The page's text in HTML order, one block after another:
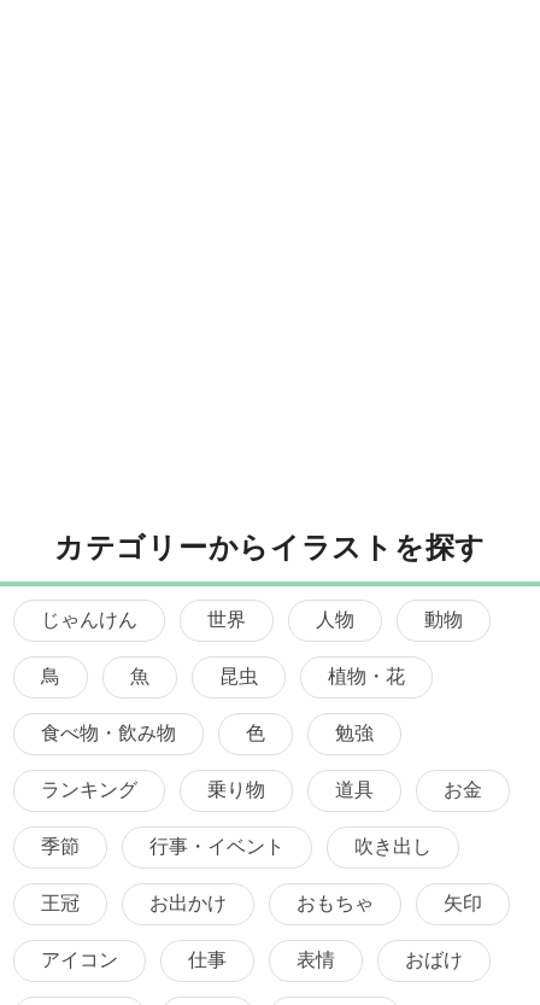
カテゴリーからイラストを探す
じゃんけん 世界 人物 動物
鳥 魚 昆虫 植物・花
食べ物・飲み物 色 勉強
ランキング 乗り物 道具 お金
季節 行事・イベント 吹き出し
王冠 お出かけ おもちゃ 矢印
アイコン 仕事 表情 おばけ